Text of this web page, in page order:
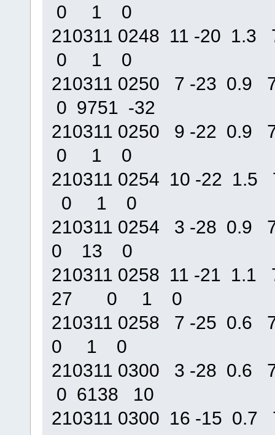
0 1 0
210311 0248 11 -20
0 1 0
210311 0250 7 -23
0 9751 -32
210311 0250 9 -22
0 1 0
210311 0254 10 -22
0 1 0
210311 0254 3 -28
0 13 0
210311 0258 11 -21 1.1
27 0 1 0
210311 0258 7 -25
0 1 0
210311 0300 3 -28
0 6138 10
210311 0300 16 -15